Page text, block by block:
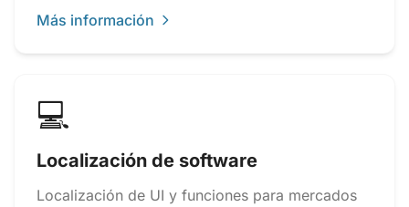
Más información
💻
Localización de software
Localización de UI y funciones para mercados